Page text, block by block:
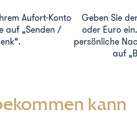
Aufort-Konto
auf „Senden /
Geben Sie
oder Euro
persönliche
auf
kann